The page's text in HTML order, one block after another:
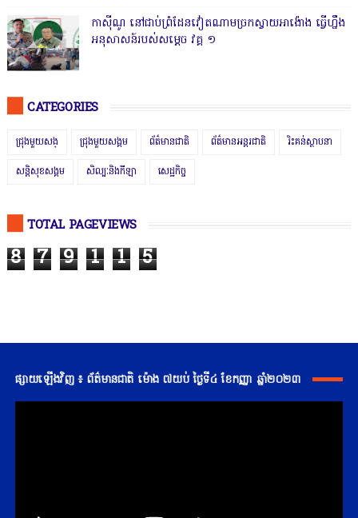
កាសុីណូ នៅជាប់ព្រំដែនវៀតណាមច្រកស្វាយអាង៉ោង ធ្វើហ្នឹង
អនុសាសន៍របស់សម្ដេច វគ្គ ១
CATEGORIES
ជ្រុងមួយសង្ ជ្រុងមួយសង្គម ព័ត៌មានជាតិ ព័ត៌មានអន្តរជាតិ រិះគន់ស្ថាបនា
សន្តិសុខសង្គម សិល្បៈនិងកីឡា សេដ្ឋកិច្ច
TOTAL PAGEVIEWS
8 7 9 1 1 5
ផ្សាយឡើងវិញ ៖ ព័ត៌មានជាតិ ម៉ោង ៧យប់ ថ្ងៃទី៤ ខែកញ្ញា ឆ្នាំ២០២៣